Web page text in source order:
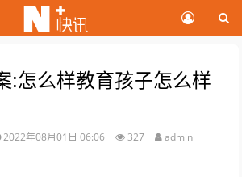
:怎么样教育孩子怎么样
2022年08月01日 06:06 327 admin